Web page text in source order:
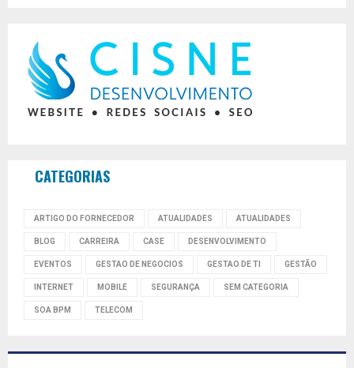
CATEGORIAS
ARTIGO DO FORNECEDOR ATUALIDADES ATUALIDADES
BLOG CARREIRA CASE DESENVOLVIMENTO
EVENTOS GESTAO DE NEGOCIOS GESTAO DE TI GESTÃO
INTERNET MOBILE SEGURANÇA SEM CATEGORIA
SOA BPM TELECOM